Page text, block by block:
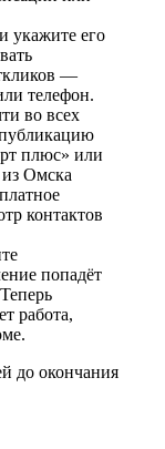
укажите его
—
телефон.
во всех
плюс» или
Омска
контактов
попадёт
работа,
до окончания